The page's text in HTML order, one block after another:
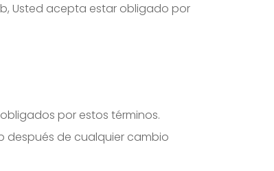
Usted acepta estar obligado por
por estos términos.
después de cualquier cambio